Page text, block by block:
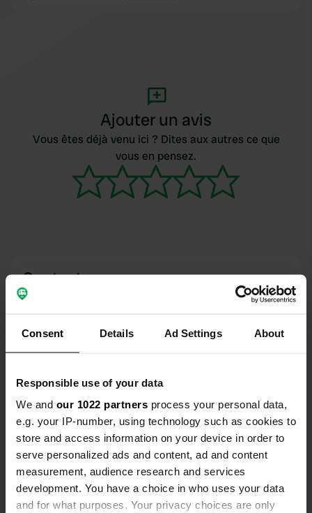
Consent Details Ad Settings About
Responsible use of your data
We and our 1022 partners process your personal data,
e.g. your IP-number, using technology such as cookies to
store and access information on your device in order to
serve personalized ads and content, ad and content
measurement, audience research and services
development. You have a choice in who uses your data
and for what purposes. Your privacy choices are only
Ajouter un avis
Vous êtes déjà venu ici ? Dites aux autres ce que
vous en pensez.
Contact
Viale dei Dendrofori
Copie
Copie
46.13714 12.21374
Copie
Code du site
11746
Passer à PRO+